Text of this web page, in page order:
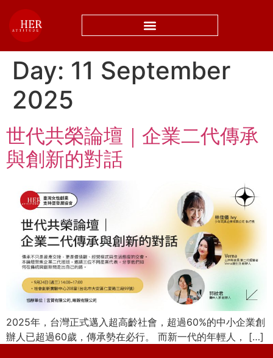
Day: 11 September
2025
世代共榮論壇｜企業二代傳承
與創新的對話
2025年，台灣正式邁入超高齡社會，超過60%的中小企業創
辦人已超過60歲，傳承勢在必行。 而新一代的年輕人， […]